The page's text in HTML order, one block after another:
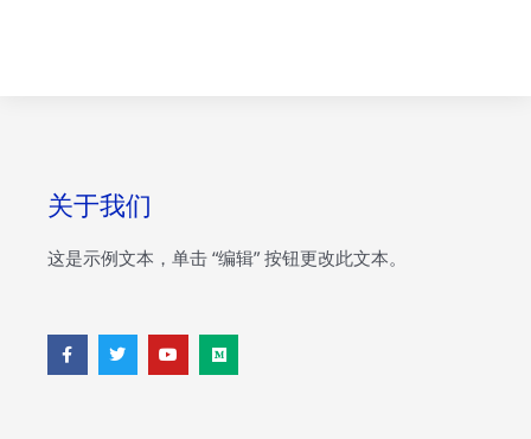
关于我们
这是示例文本，单击 “编辑” 按钮更改此文本。
F
a
c
T
w
i
Y
o
u
M
e
d